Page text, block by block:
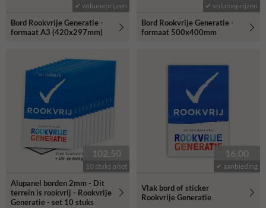
✔ volumeprijzen
Bord Rookvrije Generatie -
formaat A3 (420x297mm)
✔ volumeprijzen
Bord Rookvrije Generatie -
formaat 500x400mm
102,50
10 stuks p/set
Alupanel borden 2mm - Dit
terrein is rookvrij - Rookvrije
Generatie - set 10 stuks
16,00
✔ aanbieding
Vlak bord of sticker
Rookvrije Generatie